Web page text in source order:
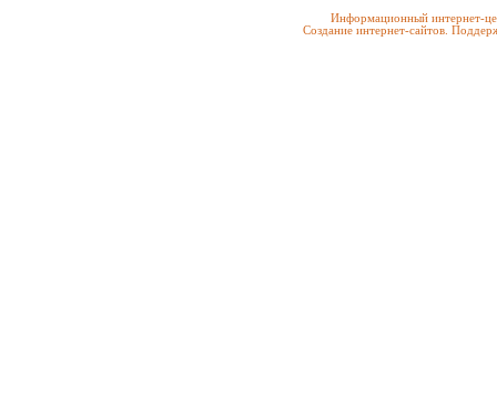
Информационный интернет-
Создание интернет-сайтов.